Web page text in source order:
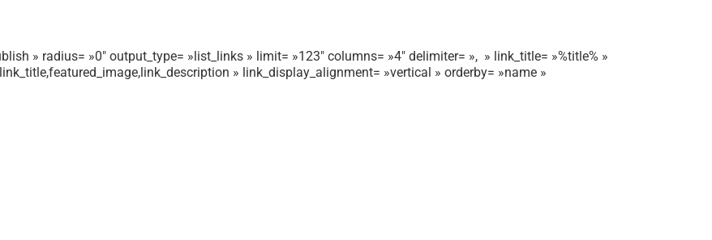
» radius= »0″ output_type= »list_links » limit= »123″ columns= »4″ delimiter= », » link_title= »%title% »
» link_display_alignment= »vertical » orderby= »name »